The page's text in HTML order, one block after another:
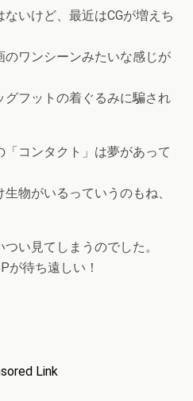
いけど、最近はCGが増えち
ワンシーンみたいな感じが
フットの着ぐるみに騙され
コンタクト」は夢があって
物がいるっていうのもね、
い見てしまうのでした。
が待ち遠しい！
Link